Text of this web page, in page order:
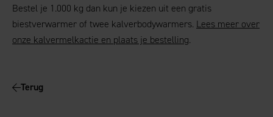
Bestel je 1.000 kg dan kun je kiezen uit een gratis
biestverwarmer of twee kalverbodywarmers. Lees meer over
onze kalvermelkactie en plaats je bestelling.
Terug